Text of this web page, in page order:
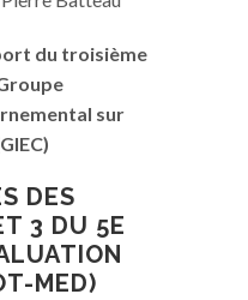
du troisième
sur
DES
3 DU 5E
MED)